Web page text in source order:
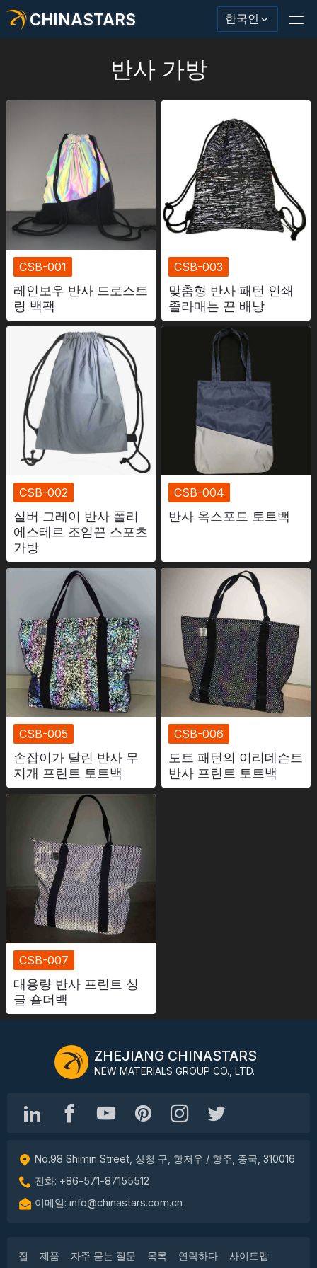
CHINASTARS 한국인
패션 반사 직물
안전복
어둠 속에서 빛나는 소재
산업용 세척 트림
CHINASTARS 정보
새로운 제품
자격증
목록
비디오
연락하다
반사 가방
CSB-001
레인보우 반사 드로스트
링 백팩
CSB-003
맞춤형 반사 패턴 인쇄
졸라매는 끈 배낭
CSB-002
실버 그레이 반사 폴리
에스테르 조임끈 스포츠
가방
CSB-004
반사 옥스포드 토트백
CSB-005
손잡이가 달린 반사 무
지개 프린트 토트백
CSB-006
도트 패턴의 이리데슨트
반사 프린트 토트백
CSB-007
대용량 반사 프린트 싱
글 숄더백
ZHEJIANG CHINASTARS
NEW MATERIALS GROUP CO., LTD.
No.98 Shimin Street, 상청 구, 항저우 / 항주, 중국, 310016
전화: +86-571-87155512
이메일: info@chinastars.com.cn
집 제품 자주 묻는 질문 목록 연락하다 사이트맵